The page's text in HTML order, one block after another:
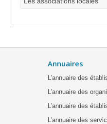
Annuaires
L'annuaire des
L'annuaire des
L'annuaire des
L'annuaire des